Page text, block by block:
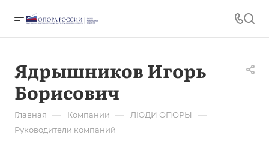
Ядрышников Игорь
Борисович
Главная — Компании — ЛЮДИ ОПОРЫ —
Руководители компаний